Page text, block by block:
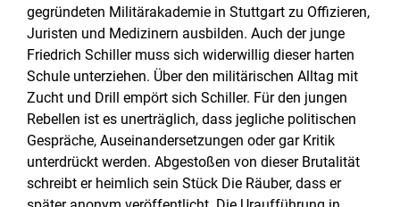
gegründeten Militärakademie in Stuttgart zu Offizieren,
Juristen und Medizinern ausbilden. Auch der junge
Friedrich Schiller muss sich widerwillig dieser harten
Schule unterziehen. Über den militärischen Alltag mit
Zucht und Drill empört sich Schiller. Für den jungen
Rebellen ist es unerträglich, dass jegliche politischen
Gespräche, Auseinandersetzungen oder gar Kritik
unterdrückt werden. Abgestoßen von dieser Brutalität
schreibt er heimlich sein Stück Die Räuber, dass er